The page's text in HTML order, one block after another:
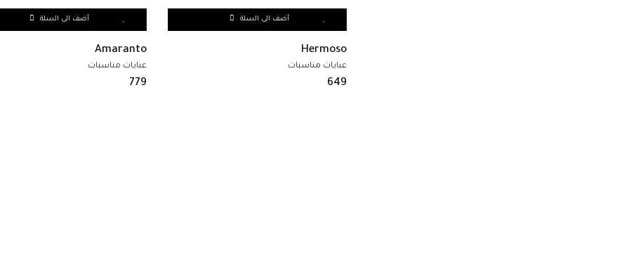
أضف الى السلة
Amaranto
عبايات مناسبات
779
أضف الى السلة
Hermoso
عبايات مناسبات
649